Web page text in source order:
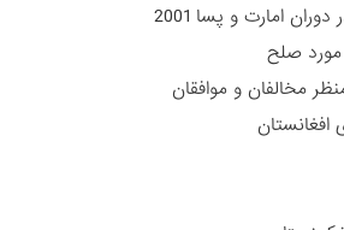
امارت و پسا 2001
مورد صلح
مخالفان و موافقان